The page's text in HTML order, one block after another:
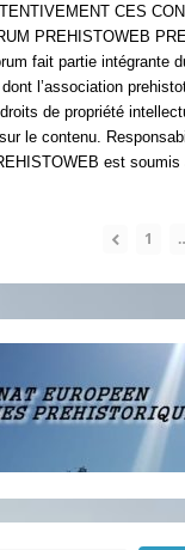
CES
PREHISTOWEB
fait partie intégrante
l’association
de propriété
le contenu.
est
1